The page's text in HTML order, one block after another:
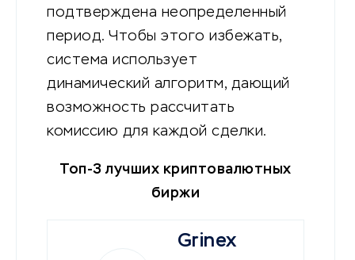
подтверждена неопределенный
период. Чтобы этого избежать,
система использует
динамический алгоритм, дающий
возможность рассчитать
комиссию для каждой сделки.
Топ-3 лучших криптовалютных
биржи
Grinex